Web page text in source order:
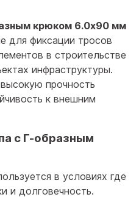
крюком 6.0x90 мм
для фиксации тросов
в строительстве
инфраструктуры.
прочность
к внешним
с Г-образным
в условиях где
и долговечность.